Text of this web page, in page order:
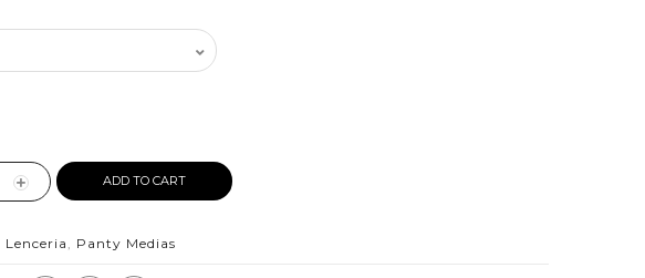
ADD TO CART
Lenceria , Panty Medias